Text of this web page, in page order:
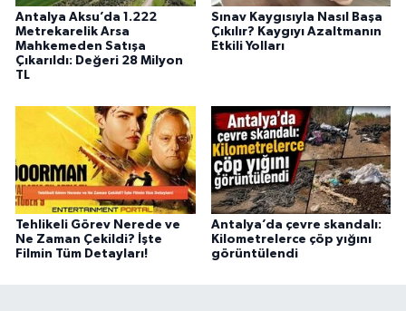
Antalya Aksu’da 1.222
Metrekarelik Arsa
Mahkemeden Satışa
Çıkarıldı: Değeri 28 Milyon
TL
Sınav Kaygısıyla Nasıl Başa
Çıkılır? Kaygıyı Azaltmanın
Etkili Yolları
Tehlikeli Görev Nerede ve
Ne Zaman Çekildi? İşte
Filmin Tüm Detayları!
Antalya’da çevre skandalı:
Kilometrelerce çöp yığını
görüntülendi